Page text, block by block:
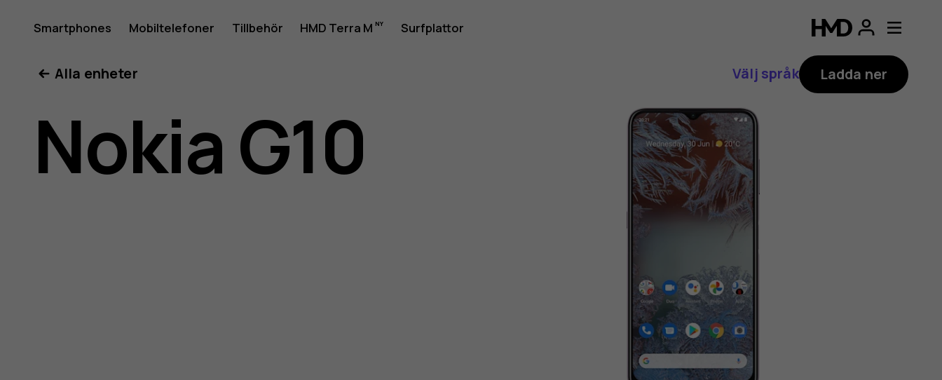
Användarhandbok
för
Nokia
Smartphones Mobiltelefoner Tillbehör HMD Terra M Surfplattor
Alla enheter
Välj språk Ladda ner
Nokia G10